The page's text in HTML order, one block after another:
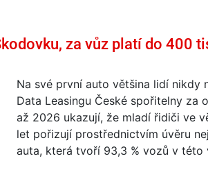
za vůz platí do 400
Na své první auto většina lidí nikdy
Data Leasingu České spořitelny za
až 2026 ukazují, že mladí řidiči ve
let pořizují prostřednictvím úvěru
auta, která tvoří 93,3 % vozů v této